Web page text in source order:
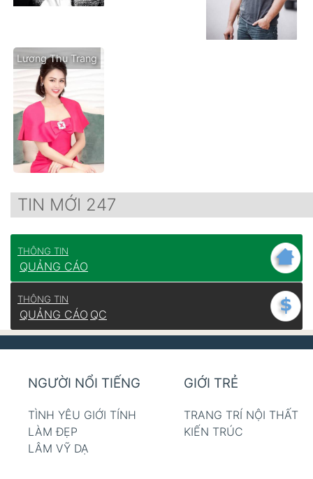
Lương Thu Trang
TIN MỚI 247
THÔNG TIN
QUẢNG CÁO
THÔNG TIN
QUẢNG CÁO QC
NGƯỜI NỔI TIẾNG
TÌNH YÊU GIỚI TÍNH
LÀM ĐẸP
LÂM VỸ DẠ
GIỚI TRẺ
TRANG TRÍ NỘI THẤT
KIẾN TRÚC